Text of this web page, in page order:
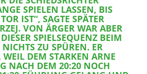
SPIELEN LASSEN, BIS
IST“, SAGTE SPÄTER
VON ÄRGER WAR ABER
SPIELSEQUENZ BEIM
ZU SPÜREN. ER
WEIL DEM STARKEN ARNE
NACH DEM 20:20 NOCH